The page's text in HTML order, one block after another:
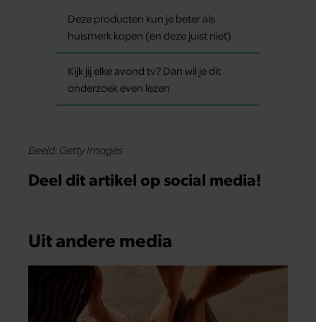
Deze producten kun je beter als
huismerk kopen (en deze juist niet)
Kijk jij elke avond tv? Dan wil je dit
onderzoek even lezen
Beeld: Getty Images
Deel dit artikel op social media!
Uit andere media